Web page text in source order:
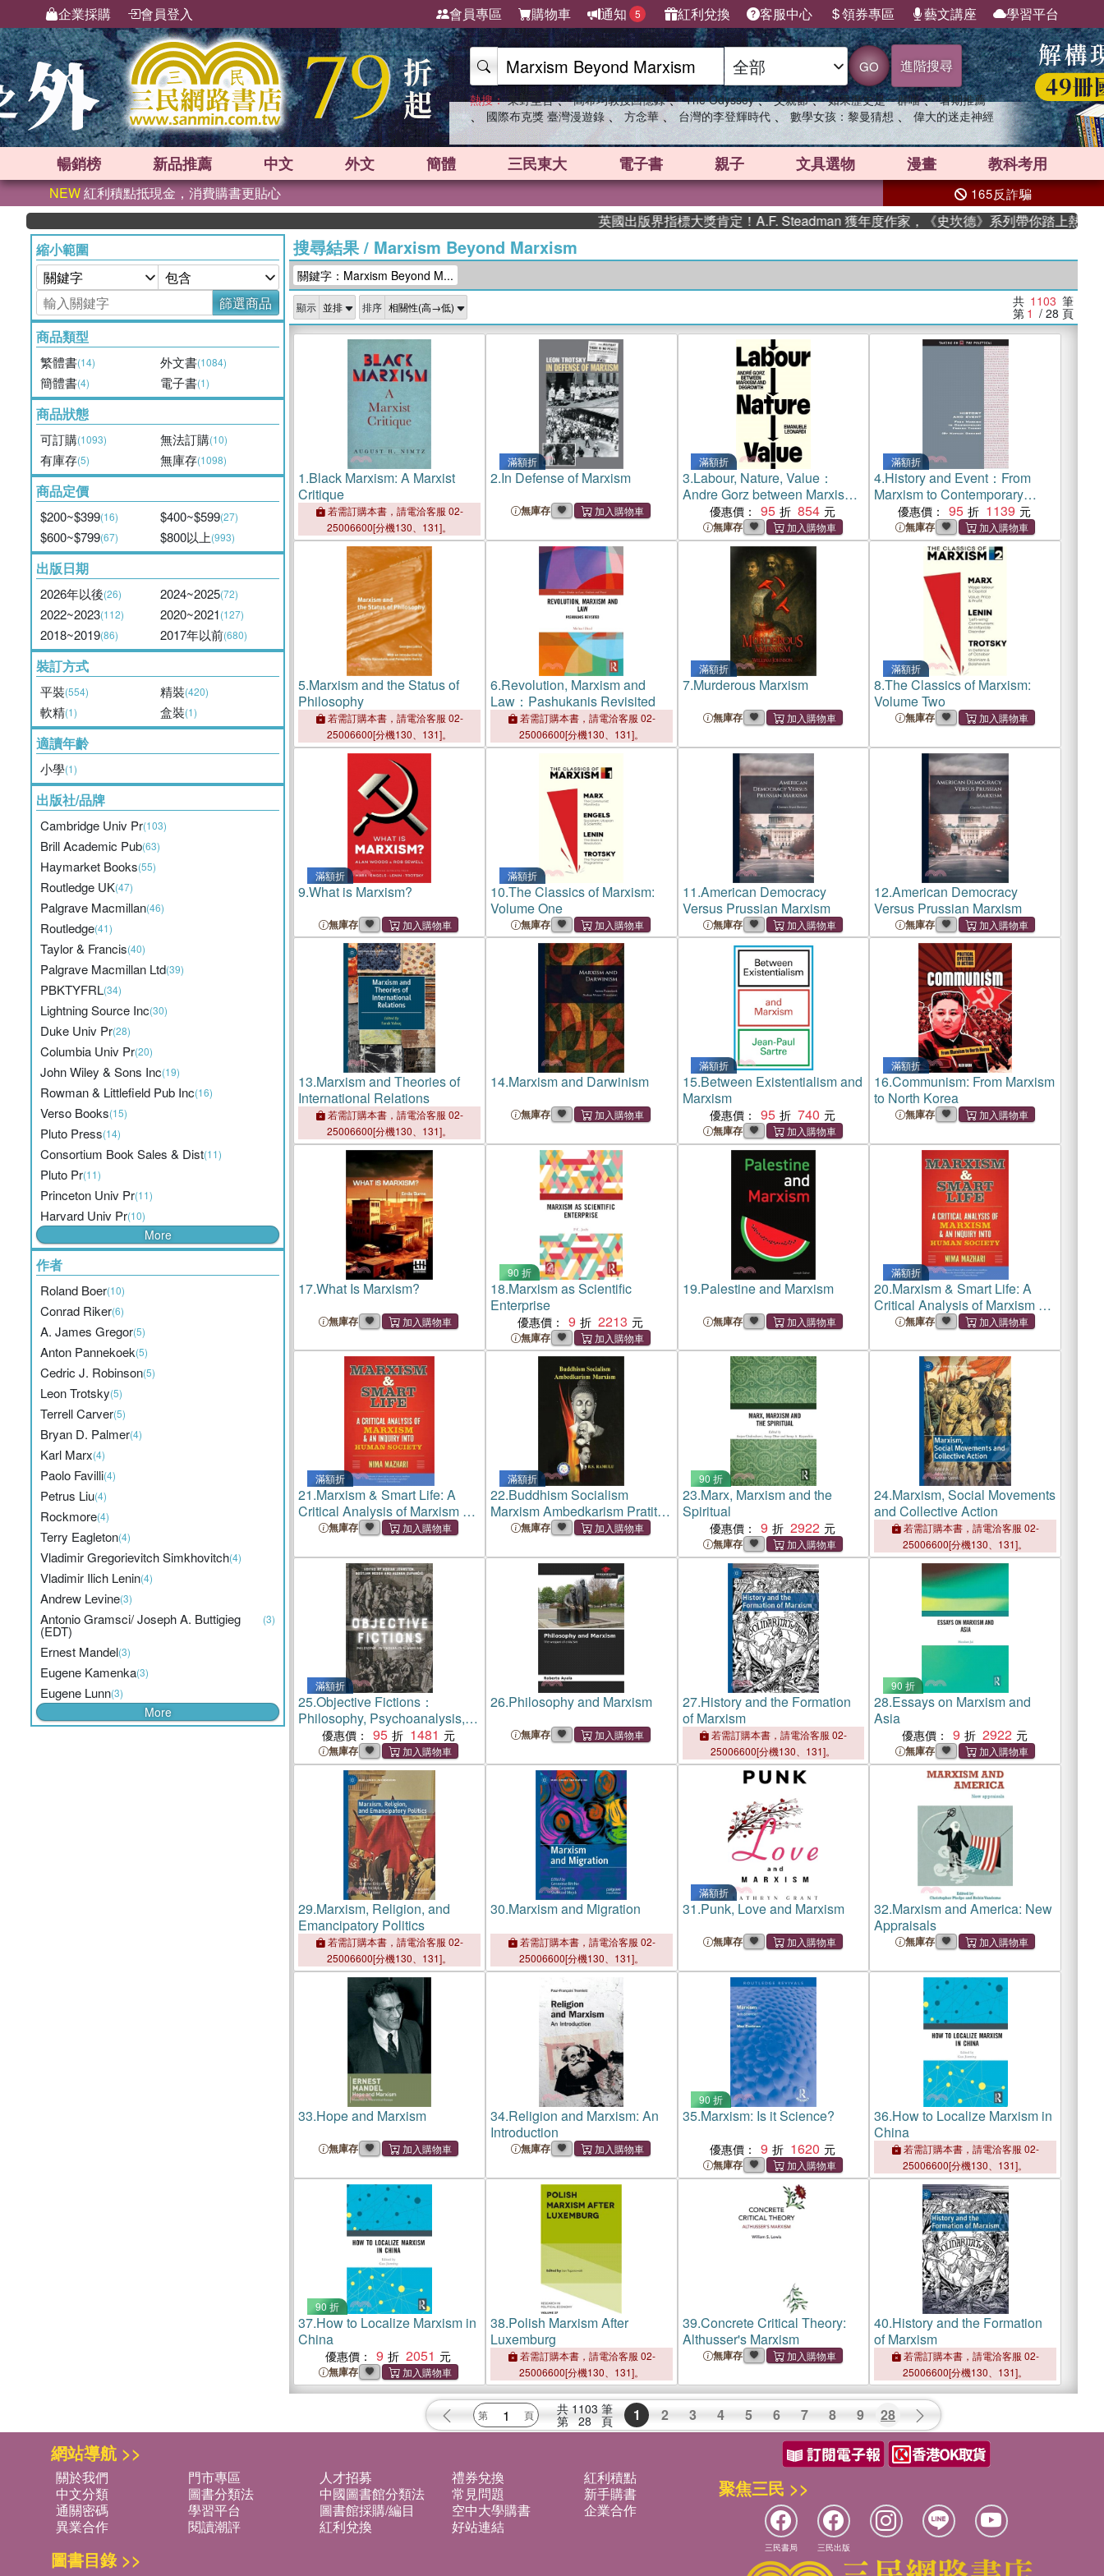
企業採購 會員登入 會員專區 購物車 通知 5 紅利兌換 客服中心 領券專區 藝文講座 學習平台
GO 進階搜尋
熱搜： 東野圭吾 、 高希均教授回憶錄 、 The Odyssey 、 父親節 、 如果歷史是一群喵 、 暑期推薦
、 國際布克獎 臺灣漫遊錄 、 方念華 、 台灣的李登輝時代 、 數學女孩：黎曼猜想 、 偉大的迷走神經
暢銷榜 新品推薦 中文 外文 簡體 三民東大 電子書 親子 文具選物 漫畫 教科考用
NEW紅利積點抵現金，消費購書更貼心 165反詐騙
英國出版界指標大獎肯定！A.F. Steadman 獲年度作家，《史坎德》系列帶你踏上熱血奇幻旅程
縮小範圍
篩選商品
商品類型
繁體書(14) 外文書(1084)
簡體書(4) 電子書(1)
商品狀態
可訂購(1093) 無法訂購(10)
有庫存(5) 無庫存(1098)
商品定價
$200~$399(16) $400~$599(27)
$600~$799(67) $800以上(993)
出版日期
2026年以後(26) 2024~2025(72)
2022~2023(112) 2020~2021(127)
2018~2019(86) 2017年以前(680)
裝訂方式
平裝(554) 精裝(420)
軟精(1) 盒裝(1)
適讀年齡
小學(1)
出版社/品牌
Cambridge Univ Pr(103)
Brill Academic Pub(63)
Haymarket Books(55)
Routledge UK(47)
Palgrave Macmillan(46)
Routledge(41)
Taylor & Francis(40)
Palgrave Macmillan Ltd(39)
PBKTYFRL(34)
Lightning Source Inc(30)
Duke Univ Pr(28)
Columbia Univ Pr(20)
John Wiley & Sons Inc(19)
Rowman & Littlefield Pub Inc(16)
Verso Books(15)
Pluto Press(14)
Consortium Book Sales & Dist(11)
Pluto Pr(11)
Princeton Univ Pr(11)
Harvard Univ Pr(10)
More
作者
Roland Boer(10)
Conrad Riker(6)
A. James Gregor(5)
Anton Pannekoek(5)
Cedric J. Robinson(5)
Leon Trotsky(5)
Terrell Carver(5)
Bryan D. Palmer(4)
Karl Marx(4)
Paolo Favilli(4)
Petrus Liu(4)
Rockmore(4)
Terry Eagleton(4)
Vladimir Gregorievitch Simkhovitch(4)
Vladimir Ilich Lenin(4)
Andrew Levine(3)
Antonio Gramsci/ Joseph A. Buttigieg
(EDT)
(3)
Ernest Mandel(3)
Eugene Kamenka(3)
Eugene Lunn(3)
More
搜尋結果/ Marxism Beyond Marxism
關鍵字：Marxism Beyond M...
顯示 排序 共 1103 筆
第 1 / 28 頁
1.Black Marxism: A Marxist
Critique
若需訂購本書，請電洽客服 02-
25006600[分機130、131]。
滿額折
2.In Defense of Marxism
無庫存
滿額折
3.Labour, Nature, Value：
Andre Gorz between Marxism
and Degrowth
優惠價： 95 854
無庫存
滿額折
4.History and Event：From
Marxism to Contemporary
French Theory
優惠價： 95 1139
無庫存
5.Marxism and the Status of
Philosophy
若需訂購本書，請電洽客服 02-
25006600[分機130、131]。
6.Revolution, Marxism and
Law：Pashukanis Revisited
若需訂購本書，請電洽客服 02-
25006600[分機130、131]。
滿額折
7.Murderous Marxism
無庫存
滿額折
8.The Classics of Marxism:
Volume Two
無庫存
滿額折
9.What is Marxism?
無庫存
滿額折
10.The Classics of Marxism:
Volume One
無庫存
11.American Democracy
Versus Prussian Marxism
無庫存
12.American Democracy
Versus Prussian Marxism
無庫存
13.Marxism and Theories of
International Relations
若需訂購本書，請電洽客服 02-
25006600[分機130、131]。
14.Marxism and Darwinism
無庫存
滿額折
15.Between Existentialism and
Marxism
優惠價： 95 740
無庫存
滿額折
16.Communism: From Marxism
to North Korea
無庫存
17.What Is Marxism?
無庫存
90 折
18.Marxism as Scientific
Enterprise
優惠價： 9 2213
無庫存
19.Palestine and Marxism
無庫存
滿額折
20.Marxism & Smart Life: A
Critical Analysis of Marxism &
an Inquiry Into Human Society
無庫存
滿額折
21.Marxism & Smart Life: A
Critical Analysis of Marxism &
an Inquiry Into Human Society
無庫存
滿額折
22.Buddhism Socialism
Marxism Ambedkarism Pratitya
Samutpada
無庫存
90 折
23.Marx, Marxism and the
Spiritual
優惠價： 9 2922
無庫存
24.Marxism, Social Movements
and Collective Action
若需訂購本書，請電洽客服 02-
25006600[分機130、131]。
滿額折
25.Objective Fictions：
Philosophy, Psychoanalysis,
Marxism
優惠價： 95 1481
無庫存
26.Philosophy and Marxism
無庫存
27.History and the Formation
of Marxism
若需訂購本書，請電洽客服 02-
25006600[分機130、131]。
90 折
28.Essays on Marxism and
Asia
優惠價： 9 2922
無庫存
29.Marxism, Religion, and
Emancipatory Politics
若需訂購本書，請電洽客服 02-
25006600[分機130、131]。
30.Marxism and Migration
若需訂購本書，請電洽客服 02-
25006600[分機130、131]。
滿額折
31.Punk, Love and Marxism
無庫存
32.Marxism and America: New
Appraisals
無庫存
33.Hope and Marxism
無庫存
34.Religion and Marxism: An
Introduction
無庫存
90 折
35.Marxism: Is it Science?
優惠價： 9 1620
無庫存
36.How to Localize Marxism in
China
若需訂購本書，請電洽客服 02-
25006600[分機130、131]。
90 折
37.How to Localize Marxism in
China
優惠價： 9 2051
無庫存
38.Polish Marxism After
Luxemburg
若需訂購本書，請電洽客服 02-
25006600[分機130、131]。
39.Concrete Critical Theory:
Althusser's Marxism
無庫存
40.History and the Formation
of Marxism
若需訂購本書，請電洽客服 02-
25006600[分機130、131]。
共 1103 筆
第 28 頁 1 2 3 4 5 6 7 8 9 28
網站導航 >>
關於我們 門市專區 人才招募 禮券兌換
紅利積點
中文分類
圖書分類法 中國圖書館分類法 常見問題
新手購書
通關密碼
學習平台 圖書館採購/編目 空中大學購書
企業合作
異業合作
閱讀潮評 紅利兌換 好站連結
圖書目錄 >>
聚焦三民 >>
三民書局 三民出版